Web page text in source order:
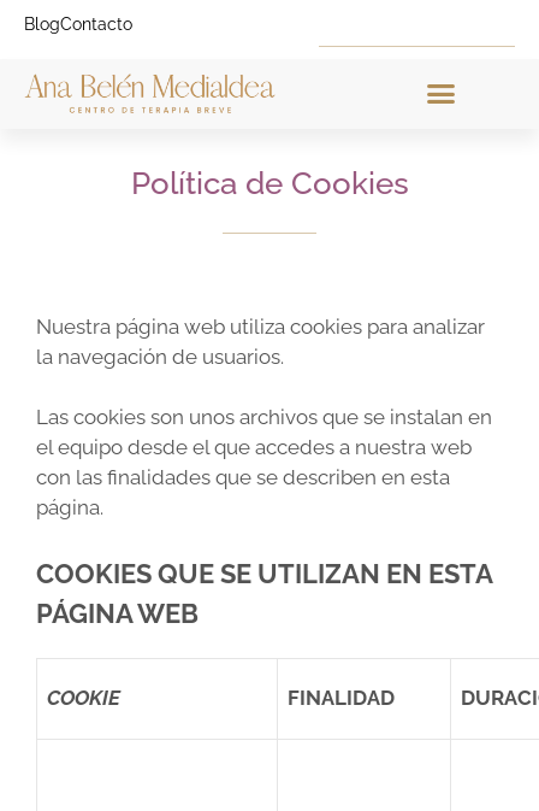
BlogContacto
Política de Cookies
Nuestra página web utiliza cookies para analizar
la navegación de usuarios.
Las cookies son unos archivos que se instalan en
el equipo desde el que accedes a nuestra web
con las finalidades que se describen en esta
página.
COOKIES QUE SE UTILIZAN EN ESTA
PÁGINA WEB
COOKIE FINALIDAD